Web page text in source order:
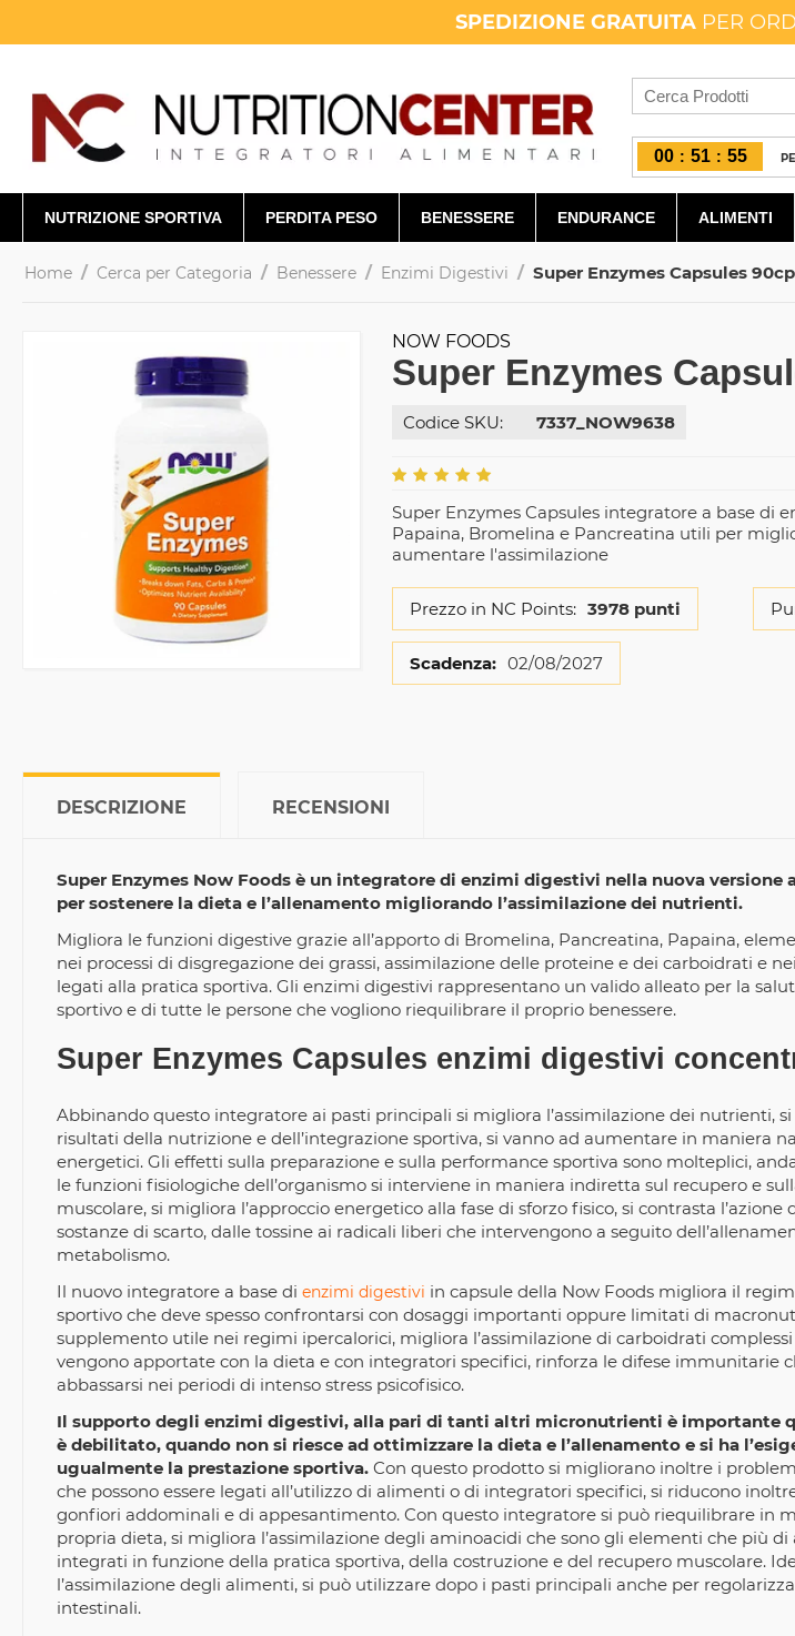
SPEDIZIONE GRATUITA PER
00 : 51 : 54
NUTRIZIONE SPORTIVA PERDITA PESO BENESSERE ENDURANCE ALIMENTI
Home / Cerca per Categoria / Benessere / Enzimi Digestivi / Super Enzymes Capsules
NOW FOODS
Super Enzymes
Codice SKU: 7337_NOW9638
Super Enzymes Capsules integratore a base di
Papaina, Bromelina e Pancreatina utili per
aumentare l'assimilazione
Prezzo in NC Points: 3978 punti
Scadenza: 02/08/2027
DESCRIZIONE RECENSIONI
Super Enzymes Now Foods è un integratore di enzimi digestivi nella nuova versione
per sostenere la dieta e l’allenamento migliorando l’assimilazione dei nutrienti.
Migliora le funzioni digestive grazie all’apporto di Bromelina, Pancreatina, Papaina,
nei processi di disgregazione dei grassi, assimilazione delle proteine e dei carboidrati e
legati alla pratica sportiva. Gli enzimi digestivi rappresentano un valido alleato per la
sportivo e di tutte le persone che vogliono riequilibrare il proprio benessere.
Super Enzymes Capsules enzimi digestivi
Abbinando questo integratore ai pasti principali si migliora l’assimilazione dei nutrienti,
risultati della nutrizione e dell’integrazione sportiva, si vanno ad aumentare in maniera
energetici. Gli effetti sulla preparazione e sulla performance sportiva sono molteplici,
le funzioni fisiologiche dell’organismo si interviene in maniera indiretta sul recupero e
muscolare, si migliora l’approccio energetico alla fase di sforzo fisico, si contrasta l’azione
sostanze di scarto, dalle tossine ai radicali liberi che intervengono a seguito
metabolismo.
Il nuovo integratore a base di enzimi digestivi in capsule della Now Foods migliora il
sportivo che deve spesso confrontarsi con dosaggi importanti oppure limitati di
supplemento utile nei regimi ipercalorici, migliora l’assimilazione di carboidrati
vengono apportate con la dieta e con integratori specifici, rinforza le difese immunitarie
abbassarsi nei periodi di intenso stress psicofisico.
Il supporto degli enzimi digestivi, alla pari di tanti altri micronutrienti è importante
è debilitato, quando non si riesce ad ottimizzare la dieta e l’allenamento e si ha
ugualmente la prestazione sportiva. Con questo prodotto si migliorano inoltre i
che possono essere legati all’utilizzo di alimenti o di integratori specifici, si riducono
gonfiori addominali e di appesantimento. Con questo integratore si può riequilibrare in
propria dieta, si migliora l’assimilazione degli aminoacidi che sono gli elementi che più
integrati in funzione della pratica sportiva, della costruzione e del recupero muscolare.
l’assimilazione degli alimenti, si può utilizzare dopo i pasti principali anche per
intestinali.